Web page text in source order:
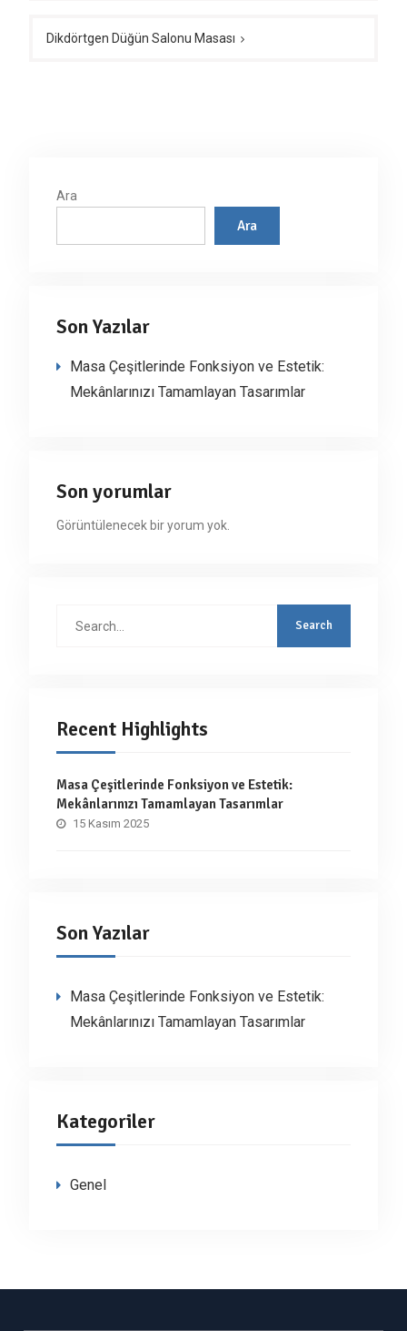
Dikdörtgen Düğün Salonu Masası
Ara
Ara
Son Yazılar
Masa Çeşitlerinde Fonksiyon ve Estetik:
Mekânlarınızı Tamamlayan Tasarımlar
Son yorumlar
Görüntülenecek bir yorum yok.
Recent Highlights
Masa Çeşitlerinde Fonksiyon ve Estetik:
Mekânlarınızı Tamamlayan Tasarımlar
15 Kasım 2025
Son Yazılar
Masa Çeşitlerinde Fonksiyon ve Estetik:
Mekânlarınızı Tamamlayan Tasarımlar
Kategoriler
Genel